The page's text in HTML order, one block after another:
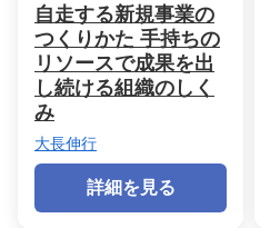
自走する新規事業の
つくりかた 手持ちの
リソースで成果を出
し続ける組織のしく
み
大長伸行
詳細を見る